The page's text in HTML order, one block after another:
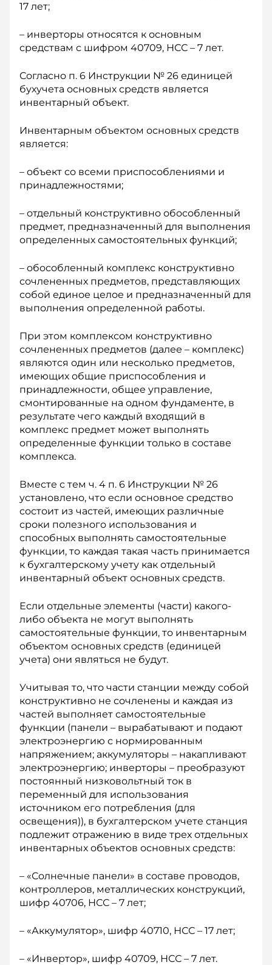
17 лет;
– инверторы относятся к основным
средствам с шифром 40709, НСС – 7 лет.
Согласно п. 6 Инструкции № 26 единицей
бухучета основных средств является
инвентарный объект.
Инвентарным объектом основных средств
является:
– объект со всеми приспособлениями и
принадлежностями;
– отдельный конструктивно обособленный
пред­мет, предназначенный для выполнения
определенных самостоятельных функций;
– обособленный комплекс конструктивно
сочлененных предметов, представляющих
собой единое целое и предназначенный для
выполнения определенной работы.
При этом комплексом конструктивно
сочлененных предметов (далее – комплекс)
являются один или несколько предметов,
имеющих общие приспособления и
принадлежности, общее управление,
смонтированные на одном фундаменте, в
результате чего каждый входящий в
комплекс предмет может выполнять
определенные функции только в составе
комплекса.
Вместе с тем ч. 4 п. 6 Инструкции № 26
установлено, что если основное средство
состоит из частей, имеющих различные
сроки полезного использования и
способных выполнять самостоятельные
функции, то каждая такая часть принимается
к бухгалтерскому учету как отдельный
инвентарный объект основных средств.
Если отдельные элементы (части) какого-
либо объекта не могут выполнять
самостоятельные функции, то инвентарным
объектом основных средств (единицей
учета) они являться не будут.
Учитывая то, что части станции между собой
конструктивно не сочленены и каждая из
частей выполняет самостоятельные
функции (панели – вырабатывают и подают
электроэнергию с нормированным
напряжением; аккумуляторы – накапливают
электроэнергию; инверторы – преобразуют
постоянный низ­ковольтный ток в
переменный для использования
источником его потребления (для
освещения)), в бухгалтерском учете станция
подлежит отражению в виде трех отдельных
инвентарных объектов основных средств:
– «Солнечные панели» в составе проводов,
контроллеров, металлических конструкций,
шифр 40706, НСС – 7 лет;
– «Аккумулятор», шифр 40710, НСС – 17 лет;
– «Инвертор», шифр 40709, НСС – 7 лет.